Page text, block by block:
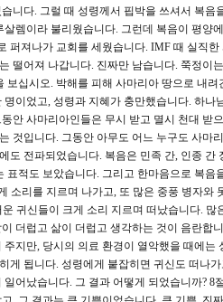
니다. 그럴 때 성령께서 핍박을 쓰셔서 복음
렘이라 불리웠습니다. 그런데 복음이 평양
퍼져나가 교회를 세웠습니다. IMF 때 실직
떨어져 나갑니다. 진짜만 남습니다. 쭉정이
십시오. 박해를 피해 사마리아 땅으로 내
이었고, 성령과 지혜가 충만했습니다. 하나
안 사마리아인들은 무시 받고 멸시 천대 받
것입니다. 그동안 아무도 어느 누구도 사마
도 전파되었습니다. 복음은 민족 간, 인종 간
적도 보았습니다. 그리고 한마음으로 복음
소리를 지르며 나가고, 또 많은 중풍 병자와
귀신들이 크게 소리 지르며 떠났습니다.
더럽고 삶이 더럽고 생각하는 것이 음란합
지만, 당시의 의료 환경이 열악했을 때에는
게 됩니다. 성령에게 붙잡히면 귀신도 떠나
어났습니다. 그 결과 어떻게 되었습니까? 8